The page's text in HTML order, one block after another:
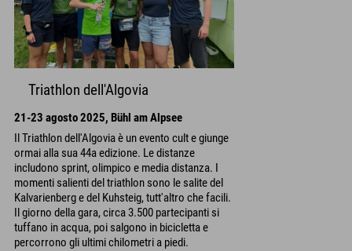
Triathlon dell'Algovia
21-23 agosto 2025, Bühl am Alpsee
Il Triathlon dell'Algovia è un evento cult e giunge
ormai alla sua 44a edizione. Le distanze
includono sprint, olimpico e media distanza. I
momenti salienti del triathlon sono le salite del
Kalvarienberg e del Kuhsteig, tutt'altro che facili.
Il giorno della gara, circa 3.500 partecipanti si
tuffano in acqua, poi salgono in bicicletta e
percorrono gli ultimi chilometri a piedi.